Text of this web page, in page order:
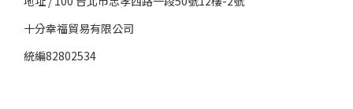
十分幸福貿易有限公司
統編82802534